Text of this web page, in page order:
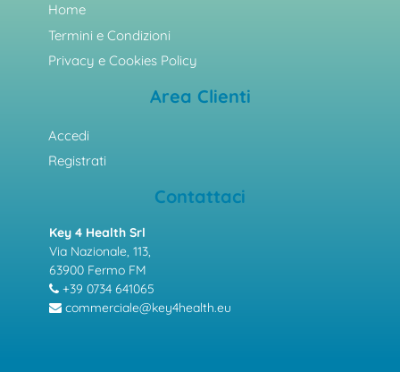
Home
Termini e Condizioni
Privacy e Cookies Policy
Area Clienti
Accedi
Registrati
Contattaci
Key 4 Health Srl
Via Nazionale, 113,
63900 Fermo FM
+39 0734 641065
commerciale@key4health.eu